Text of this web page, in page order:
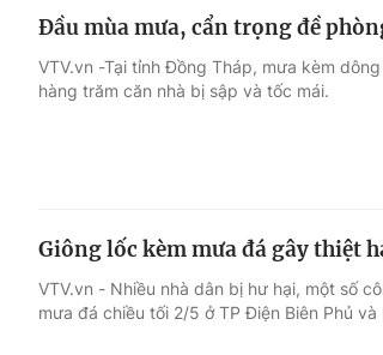
Đầu mùa mưa, cẩn trọng đề
VTV.vn -Tại tỉnh Đồng Tháp, mưa kèm
hàng trăm căn nhà bị sập và tốc mái.
Giông lốc kèm mưa đá gây thiệt
VTV.vn - Nhiều nhà dân bị hư hại, một số
mưa đá chiều tối 2/5 ở TP Điện Biên Phủ và